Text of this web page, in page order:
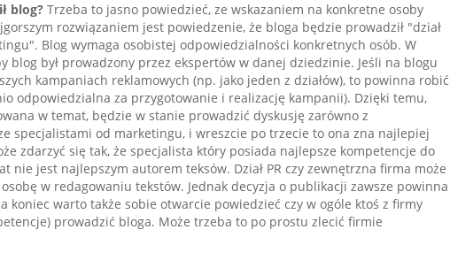
blog?Trzeba to jasno powiedzieć, ze wskazaniem na konkretne osoby
rozwiązaniem jest powiedzenie, że bloga będzie prowadził "dział
Blog wymaga osobistej odpowiedzialności konkretnych osób. W
blog był prowadzony przez ekspertów w danej dziedzinie. Jeśli na blogu
kampaniach reklamowych (np. jako jeden z działów), to powinna robić
odpowiedzialna za przygotowanie i realizację kampanii). Dzięki temu,
w temat, będzie w stanie prowadzić dyskusję zarówno z
specjalistami od marketingu, i wreszcie po trzecie to ona zna najlepiej
zdarzyć się tak, że specjalista który posiada najlepsze kompetencje do
nie jest najlepszym autorem teksów. Dział PR czy zewnętrzna firma może
w redagowaniu tekstów. Jednak decyzja o publikacji zawsze powinna
koniec warto także sobie otwarcie powiedzieć czy w ogóle ktoś z firmy
prowadzić bloga. Może trzeba to po prostu zlecić firmie